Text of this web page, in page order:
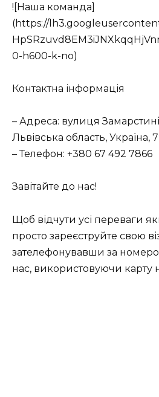
![Наша команда]
(https://
0-h600-k-no)
Контактна інформація
– Адреса: вулиця
Львівська область, Україна,
– Телефон: +380 67 492 7866
Завітайте до нас!
Щоб відчути усі переваги
просто зареєструйте свою
зателефонувавши за
нас, використовуючи карту